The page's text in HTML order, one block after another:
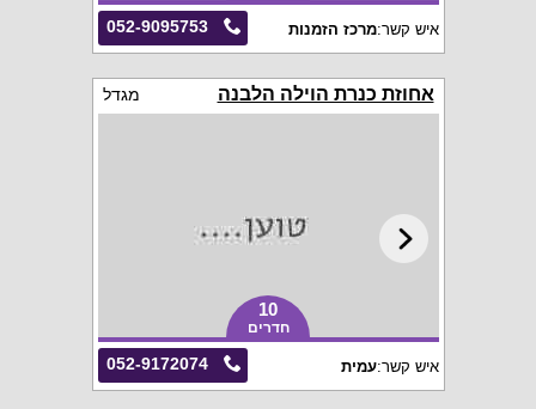
052-9095753 איש קשר:מרכז הזמנות
אחוזת כנרת הוילה הלבנה מגדל
10
חדרים
052-9172074 איש קשר:עמית